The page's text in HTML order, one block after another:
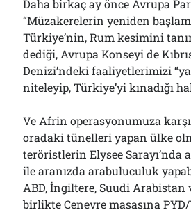
Daha birkaç ay önce Avrupa
“Müzakerelerin yeniden
Türkiye’nin, Rum kesimini
dediği, Avrupa Konseyi de
Denizi’ndeki faaliyetlerimizi
niteleyip, Türkiye’yi kınadığı
Ve Afrin operasyonumuza karşı
oradaki tünelleri yapan ülke
teröristlerin Elysee Sarayı’nda
ile aranızda arabuluculuk
ABD, İngiltere, Suudi Arabistan
birlikte Cenevre masasına